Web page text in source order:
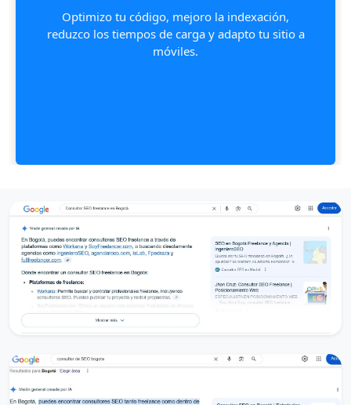
Optimizo tu código, mejoro la indexación,
reduzco los tiempos de carga y adapto tu sitio a
móviles.